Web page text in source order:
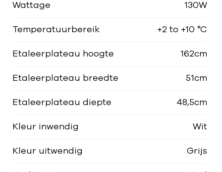
Wattage 130W
Temperatuurbereik +2 to +10 °C
Etaleerplateau hoogte 162cm
Etaleerplateau breedte 51cm
Etaleerplateau diepte 48,5cm
Kleur inwendig Wit
Kleur uitwendig Grijs